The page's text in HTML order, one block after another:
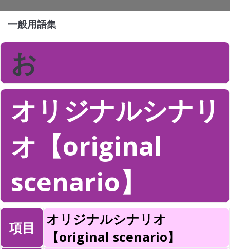
一般用語集
お
オリジナルシナリ
オ【original
scenario】
項目
オリジナルシナリオ
【original scenario】